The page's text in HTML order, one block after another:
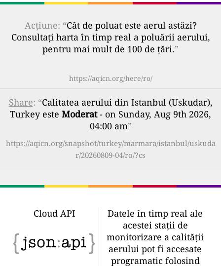
Acțiune: “Cât de poluat este aerul astăzi?
Consultați harta în timp real a poluării aerului,
pentru mai mult de 100 de țări.”
https://aqicn.org/here/ro/
Share: “Calitatea aerului din Istanbul (Uskudar),
Turkey este Moderat- on Sunday, Aug 9th 2026,
04:00 am”
https://aqicn.org/snapshot/turkey/marmara/istanbul/uskuda
r/20260809-04/ro/?cs
Cloud API
Datele în timp real ale
acestei stații de
monitorizare a calității
aerului pot fi accesate
programatic folosind